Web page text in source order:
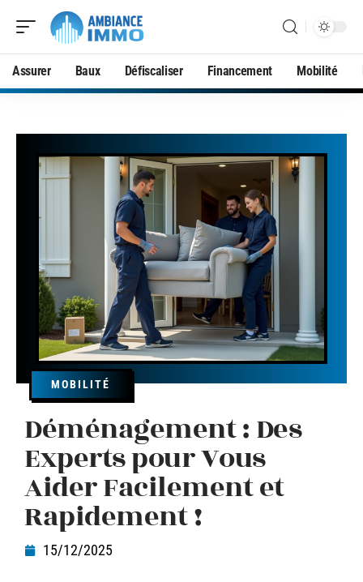
Assurer Baux Défiscaliser Financement Mobilité
MOBILITÉ
Déménagement : Des
Experts pour Vous
Aider Facilement et
Rapidement !
15/12/2025